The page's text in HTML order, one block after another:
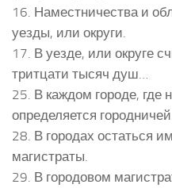
16. Наместничества и
уезды, или округи.
17. В уезде, или округе
тритцати тысяч душ…
25. В каждом городе, где
определяется городничей…
28. В городах остаться
магистраты.
29. В городовом